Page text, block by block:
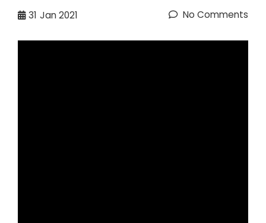
31 Jan 2021 No Comments